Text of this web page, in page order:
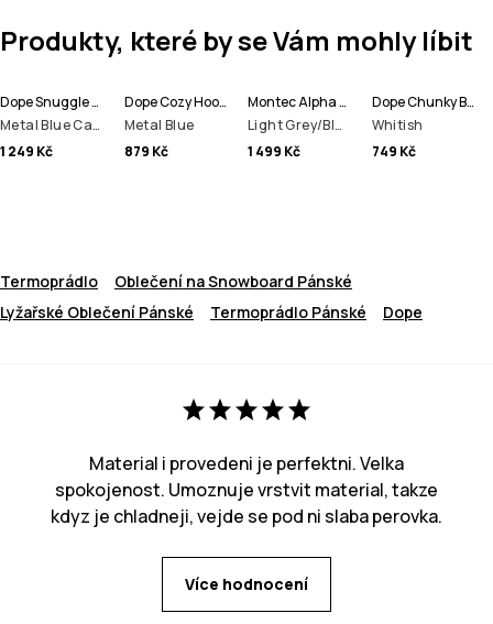
Produkty, které by se Vám mohly líbit
Dope Snuggle Termokalhoty Pánské
Metal Blue Camo
1 249 Kč
Dope Cozy Hood II Maska
Metal Blue
879 Kč
Montec Alpha Termotričko Pánské
Light Grey/Black/Olive Green
1 499 Kč
Dope Chunky Beanie čepice
Whitish
749 Kč
Termoprádlo
Oblečení na Snowboard Pánské
Lyžařské Oblečení Pánské
Termoprádlo Pánské Dope
Material i provedeni je perfektni. Velka
spokojenost. Umoznuje vrstvit material, takze
kdyz je chladneji, vejde se pod ni slaba perovka.
Více hodnocení